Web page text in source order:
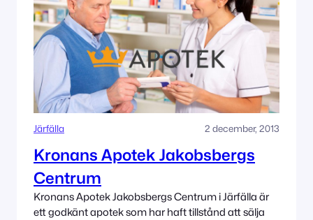
Järfälla 2 december, 2013
Kronans Apotek Jakobsbergs
Centrum
Kronans Apotek Jakobsbergs Centrum i Järfälla är
ett godkänt apotek som har haft tillstånd att sälja